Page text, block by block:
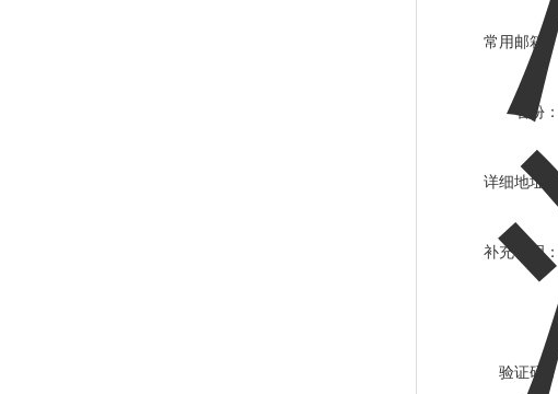
常用邮箱：
省份：
详细地址：
补充说明：
验证码：